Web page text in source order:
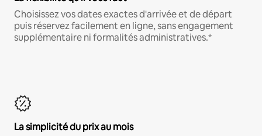
Choisissez vos dates exactes d'arrivée et de départ
puis réservez facilement en ligne, sans engagement
supplémentaire ni formalités administratives.*
La simplicité du prix au mois